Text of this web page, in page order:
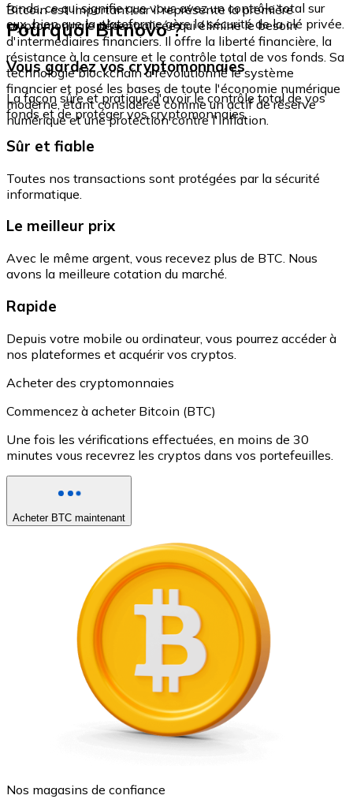
fonds, ce qui signifie que vous avez un contrôle total sur
eux, bien que la plateforme gère la sécurité de la clé privée.
Bitcoin est important car il représente la première
cryptomonnaie décentralisée qui élimine le besoin
d'intermédiaires financiers. Il offre la liberté financière, la
résistance à la censure et le contrôle total de vos fonds. Sa
technologie blockchain a révolutionné le système
financier et posé les bases de toute l'économie numérique
moderne, étant considérée comme un actif de réserve
numérique et une protection contre l'inflation.
Pourquoi Bitnovo ?
Vous gardez vos cryptomonnaies
La façon sûre et pratique d'avoir le contrôle total de vos
fonds et de protéger vos cryptomonnaies.
Sûr et fiable
Toutes nos transactions sont protégées par la sécurité
informatique.
Le meilleur prix
Avec le même argent, vous recevez plus de BTC. Nous
avons la meilleure cotation du marché.
Rapide
Depuis votre mobile ou ordinateur, vous pourrez accéder à
nos plateformes et acquérir vos cryptos.
Acheter des cryptomonnaies
Commencez à acheter Bitcoin (BTC)
Une fois les vérifications effectuées, en moins de 30
minutes vous recevrez les cryptos dans vos portefeuilles.
Acheter BTC maintenant
Nos magasins de confiance